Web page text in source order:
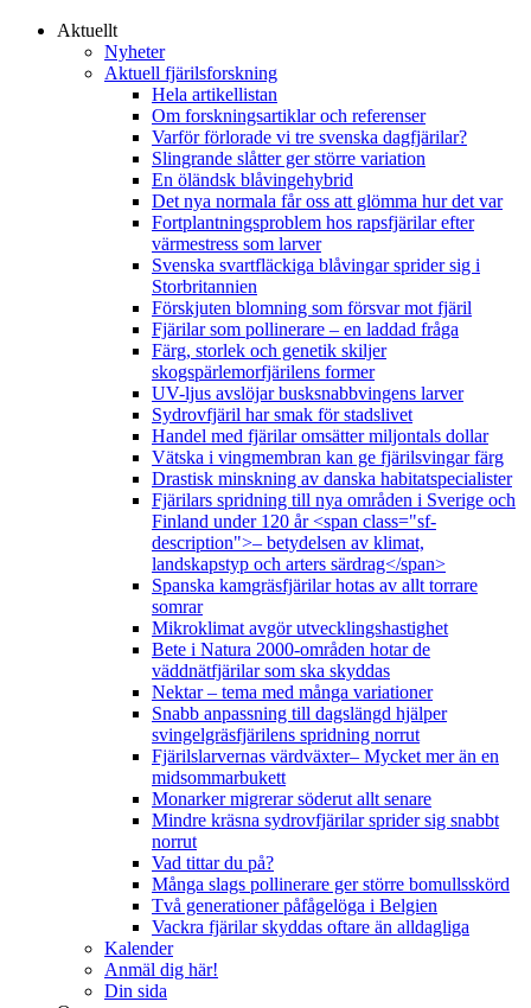
Aktuellt
Nyheter
Aktuell fjärilsforskning
Hela artikellistan
Om forskningsartiklar och referenser
Varför förlorade vi tre svenska dagfjärilar?
Slingrande slåtter ger större variation
En öländsk blåvingehybrid
Det nya normala får oss att glömma hur det var
Fortplantningsproblem hos rapsfjärilar efter
värmestress som larver
Svenska svartfläckiga blåvingar sprider sig i
Storbritannien
Förskjuten blomning som försvar mot fjäril
Fjärilar som pollinerare – en laddad fråga
Färg, storlek och genetik skiljer
skogspärlemorfjärilens former
UV-ljus avslöjar busksnabbvingens larver
Sydrovfjäril har smak för stadslivet
Handel med fjärilar omsätter miljontals dollar
Vätska i vingmembran kan ge fjärilsvingar färg
Drastisk minskning av danska habitatspecialister
Fjärilars spridning till nya områden i Sverige och
Finland under 120 år <span class="sf-
description">– betydelsen av klimat,
landskapstyp och arters särdrag</span>
Spanska kamgräsfjärilar hotas av allt torrare
somrar
Mikroklimat avgör utvecklingshastighet
Bete i Natura 2000-områden hotar de
väddnätfjärilar som ska skyddas
Nektar – tema med många variationer
Snabb anpassning till dagslängd hjälper
svingelgräsfjärilens spridning norrut
Fjärilslarvernas värdväxter– Mycket mer än en
midsommarbukett
Monarker migrerar söderut allt senare
Mindre kräsna sydrovfjärilar sprider sig snabbt
norrut
Vad tittar du på?
Många slags pollinerare ger större bomullsskörd
Två generationer påfågelöga i Belgien
Vackra fjärilar skyddas oftare än alldagliga
Kalender
Anmäl dig här!
Din sida